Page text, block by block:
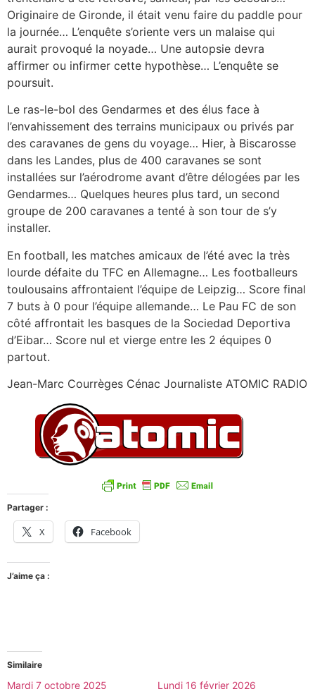
Originaire de Gironde, il était venu faire du paddle pour
la journée… L’enquête s’oriente vers un malaise qui
aurait provoqué la noyade… Une autopsie devra
affirmer ou infirmer cette hypothèse… L’enquête se
poursuit.
Le ras-le-bol des Gendarmes et des élus face à
l’envahissement des terrains municipaux ou privés par
des caravanes de gens du voyage… Hier, à Biscarosse
dans les Landes, plus de 400 caravanes se sont
installées sur l’aérodrome avant d’être délogées par les
Gendarmes… Quelques heures plus tard, un second
groupe de 200 caravanes a tenté à son tour de s’y
installer.
En football, les matches amicaux de l’été avec la très
lourde défaite du TFC en Allemagne… Les footballeurs
toulousains affrontaient l’équipe de Leipzig… Score final
7 buts à 0 pour l’équipe allemande… Le Pau FC de son
côté affrontait les basques de la Sociedad Deportiva
d’Eibar… Score nul et vierge entre les 2 équipes 0
partout.
Jean-Marc Courrèges Cénac Journaliste ATOMIC RADIO
Partager :
X Facebook
J’aime ça :
Similaire
Mardi 7 octobre 2025
Lundi 16 février 2026